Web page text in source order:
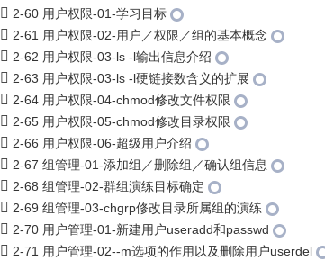
2-60 用户权限-01-学习目标
2-61 用户权限-02-用户／权限／组的基本概念
2-62 用户权限-03-ls -l输出信息介绍
2-63 用户权限-03-ls -l硬链接数含义的扩展
2-64 用户权限-04-chmod修改文件权限
2-65 用户权限-05-chmod修改目录权限
2-66 用户权限-06-超级用户介绍
2-67 组管理-01-添加组／删除组／确认组信息
2-68 组管理-02-群组演练目标确定
2-69 组管理-03-chgrp修改目录所属组的演练
2-70 用户管理-01-新建用户useradd和passwd
2-71 用户管理-02--m选项的作用以及删除用户userdel